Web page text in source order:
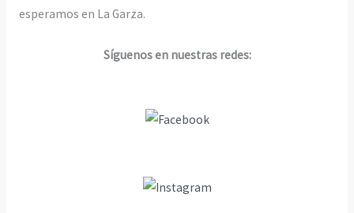
esperamos en La Garza.
Síguenos en nuestras redes: